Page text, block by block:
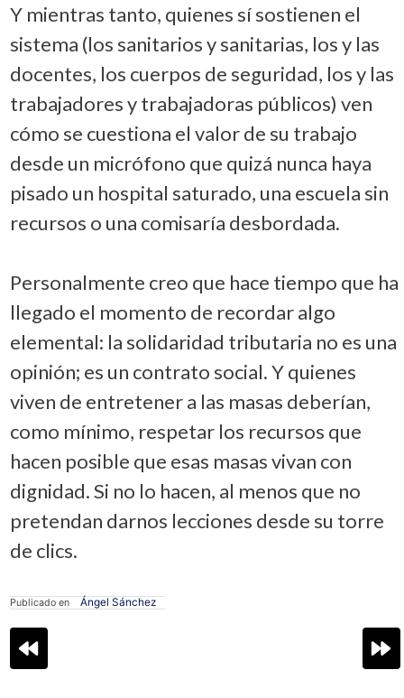
Y mientras tanto, quienes sí sostienen el
sistema (los sanitarios y sanitarias, los y las
docentes, los cuerpos de seguridad, los y las
trabajadores y trabajadoras públicos) ven
cómo se cuestiona el valor de su trabajo
desde un micrófono que quizá nunca haya
pisado un hospital saturado, una escuela sin
recursos o una comisaría desbordada.
Personalmente creo que hace tiempo que ha
llegado el momento de recordar algo
elemental: la solidaridad tributaria no es una
opinión; es un contrato social. Y quienes
viven de entretener a las masas deberían,
como mínimo, respetar los recursos que
hacen posible que esas masas vivan con
dignidad. Si no lo hacen, al menos que no
pretendan darnos lecciones desde su torre
de clics.
Publicado en Ángel Sánchez
Navegación
de